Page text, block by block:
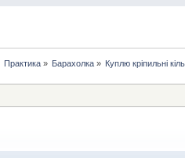
Практика» Барахолка» Куплю кріпильні